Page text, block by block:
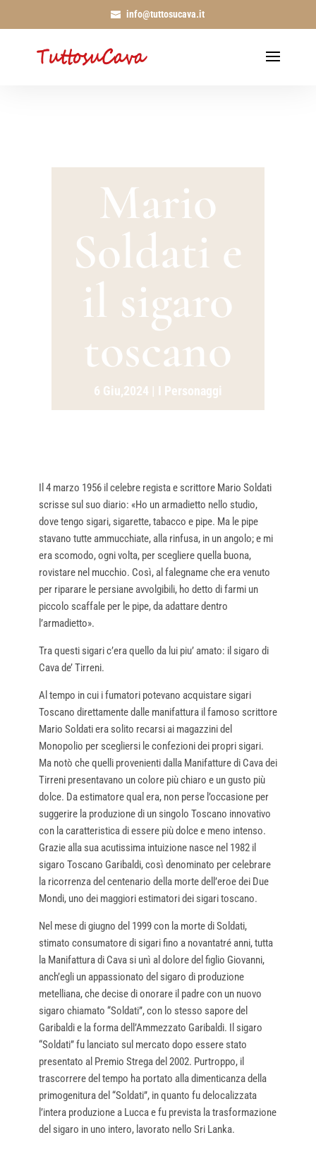
info@tuttosucava.it
Mario
Soldati e
il sigaro
toscano
6 Giu,2024 | I Personaggi
Il 4 marzo 1956 il celebre regista e scrittore Mario Soldati
scrisse sul suo diario: «Ho un armadietto nello studio,
dove tengo sigari, sigarette, tabacco e pipe. Ma le pipe
stavano tutte ammucchiate, alla rinfusa, in un angolo; e mi
era scomodo, ogni volta, per scegliere quella buona,
rovistare nel mucchio. Così, al falegname che era venuto
per riparare le persiane avvolgibili, ho detto di farmi un
piccolo scaffale per le pipe, da adattare dentro
l’armadietto».
Tra questi sigari c’era quello da lui piu’ amato: il sigaro di
Cava de’ Tirreni.
Al tempo in cui i fumatori potevano acquistare sigari
Toscano direttamente dalle manifattura il famoso scrittore
Mario Soldati era solito recarsi ai magazzini del
Monopolio per scegliersi le confezioni dei propri sigari.
Ma notò che quelli provenienti dalla Manifatture di Cava dei
Tirreni presentavano un colore più chiaro e un gusto più
dolce. Da estimatore qual era, non perse l’occasione per
suggerire la produzione di un singolo Toscano innovativo
con la caratteristica di essere più dolce e meno intenso.
Grazie alla sua acutissima intuizione nasce nel 1982 il
sigaro Toscano Garibaldi, così denominato per celebrare
la ricorrenza del centenario della morte dell’eroe dei Due
Mondi, uno dei maggiori estimatori dei sigari toscano.
Nel mese di giugno del 1999 con la morte di Soldati,
stimato consumatore di sigari fino a novantatré anni, tutta
la Manifattura di Cava si unì al dolore del figlio Giovanni,
anch’egli un appassionato del sigaro di produzione
metelliana, che decise di onorare il padre con un nuovo
sigaro chiamato “Soldati”, con lo stesso sapore del
Garibaldi e la forma dell’Ammezzato Garibaldi. Il sigaro
“Soldati” fu lanciato sul mercato dopo essere stato
presentato al Premio Strega del 2002. Purtroppo, il
trascorrere del tempo ha portato alla dimenticanza della
primogenitura del “Soldati”, in quanto fu delocalizzata
l’intera produzione a Lucca e fu prevista la trasformazione
del sigaro in uno intero, lavorato nello Sri Lanka.